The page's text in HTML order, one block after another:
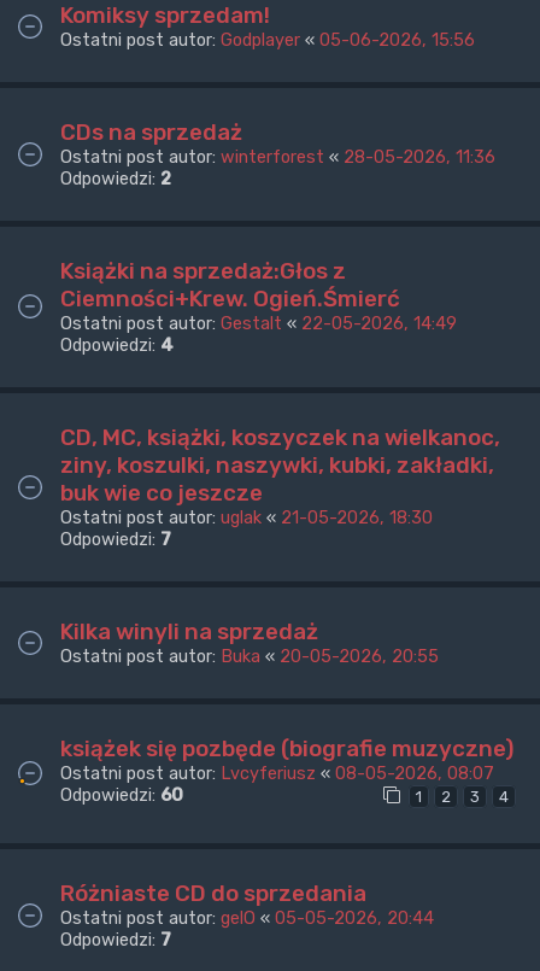
Komiksy sprzedam!
Ostatni post autor: Godplayer « 05-06-2026, 15:56
CDs na sprzedaż
Ostatni post autor: winterforest « 28-05-2026, 11:36
Odpowiedzi: 2
Książki na sprzedaż:Głos z
Ciemności+Krew. Ogień.Śmierć
Ostatni post autor: Gestalt « 22-05-2026, 14:49
Odpowiedzi: 4
CD, MC, książki, koszyczek na wielkanoc,
ziny, koszulki, naszywki, kubki, zakładki,
buk wie co jeszcze
Ostatni post autor: uglak « 21-05-2026, 18:30
Odpowiedzi: 7
Kilka winyli na sprzedaż
Ostatni post autor: Buka « 20-05-2026, 20:55
książek się pozbęde (biografie muzyczne)
Ostatni post autor: Lvcyferiusz « 08-05-2026, 08:07
Odpowiedzi: 60 1 2 3 4
Różniaste CD do sprzedania
Ostatni post autor: gelO « 05-05-2026, 20:44
Odpowiedzi: 7